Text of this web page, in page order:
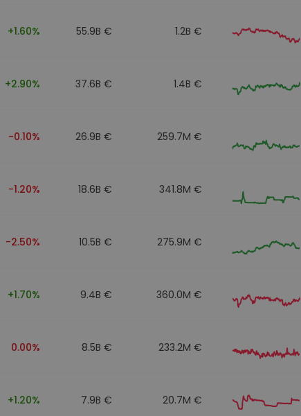
+1.60% 55.9B € 1.2B €
+2.90% 37.6B € 1.4B €
-0.10% 26.9B € 259.7M €
-1.20% 18.6B € 341.8M €
-2.50% 10.5B € 275.9M €
+1.70% 9.4B € 360.0M €
0.00% 8.5B € 233.2M €
+1.20% 7.9B € 20.7M €